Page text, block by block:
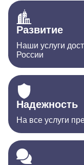
Развитие
Наши услуги
России
Надежность
На все услуги